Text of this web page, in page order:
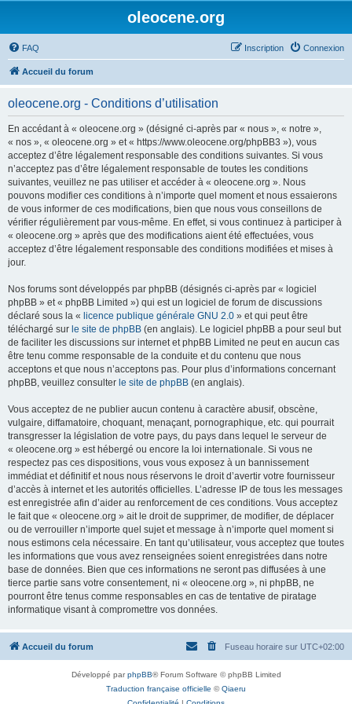
oleocene.org
FAQ Connexion
Inscription
Accueil du forum
oleocene.org - Conditions d’utilisation
En accédant à « oleocene.org » (désigné ci-après par « nous », « notre »,
« nos », « oleocene.org » et « https://www.oleocene.org/phpBB3 »), vous
acceptez d’être légalement responsable des conditions suivantes. Si vous
n’acceptez pas d’être légalement responsable de toutes les conditions
suivantes, veuillez ne pas utiliser et accéder à « oleocene.org ». Nous
pouvons modifier ces conditions à n’importe quel moment et nous essaierons
de vous informer de ces modifications, bien que nous vous conseillons de
vérifier régulièrement par vous-même. En effet, si vous continuez à participer à
« oleocene.org » après que des modifications aient été effectuées, vous
acceptez d’être légalement responsable des conditions modifiées et mises à
jour.
Nos forums sont développés par phpBB (désignés ci-après par « logiciel
phpBB » et « phpBB Limited ») qui est un logiciel de forum de discussions
déclaré sous la « licence publique générale GNU 2.0 » et qui peut être
téléchargé sur le site de phpBB (en anglais). Le logiciel phpBB a pour seul but
de faciliter les discussions sur internet et phpBB Limited ne peut en aucun cas
être tenu comme responsable de la conduite et du contenu que nous
acceptons et que nous n’acceptons pas. Pour plus d’informations concernant
phpBB, veuillez consulter le site de phpBB (en anglais).
Vous acceptez de ne publier aucun contenu à caractère abusif, obscène,
vulgaire, diffamatoire, choquant, menaçant, pornographique, etc. qui pourrait
transgresser la législation de votre pays, du pays dans lequel le serveur de
« oleocene.org » est hébergé ou encore la loi internationale. Si vous ne
respectez pas ces dispositions, vous vous exposez à un bannissement
immédiat et définitif et nous nous réservons le droit d’avertir votre fournisseur
d’accès à internet et les autorités officielles. L’adresse IP de tous les messages
est enregistrée afin d’aider au renforcement de ces conditions. Vous acceptez
le fait que « oleocene.org » ait le droit de supprimer, de modifier, de déplacer
ou de verrouiller n’importe quel sujet et message à n’importe quel moment si
nous estimons cela nécessaire. En tant qu’utilisateur, vous acceptez que toutes
les informations que vous avez renseignées soient enregistrées dans notre
base de données. Bien que ces informations ne seront pas diffusées à une
tierce partie sans votre consentement, ni « oleocene.org », ni phpBB, ne
pourront être tenus comme responsables en cas de tentative de piratage
informatique visant à compromettre vos données.
Accueil du forum Fuseau horaire sur UTC+02:00
Développé parphpBB® Forum Software © phpBB Limited
Traduction française officielle ©Qiaeru